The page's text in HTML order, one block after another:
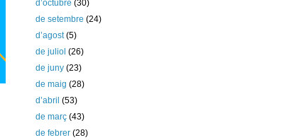
d’octubre(30)
de setembre(24)
d’agost(5)
de juliol(26)
de juny(23)
de maig(28)
d’abril(53)
de març(43)
de febrer(28)